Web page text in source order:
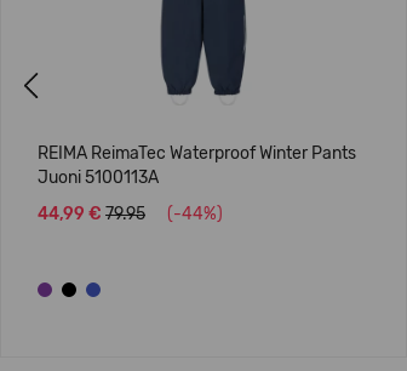
REIMA ReimaTec Waterproof Winter Pants
Juoni 5100113A
44,99 € 79.95 (-44%)